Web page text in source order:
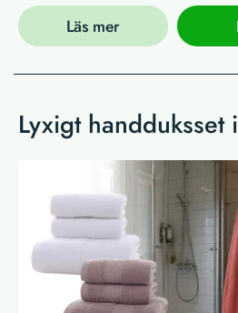
Läs mer
Lyxigt